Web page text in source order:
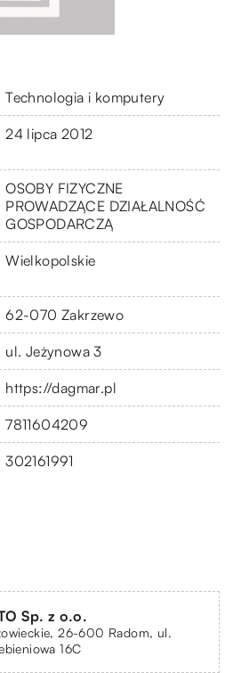
Technologia i komputery
24 lipca 2012
OSOBY FIZYCZNE
PROWADZĄCE DZIAŁALNOŚĆ
GOSPODARCZĄ
Wielkopolskie
62-070 Zakrzewo
ul. Jeżynowa 3
https://dagmar.pl
7811604209
302161991
Sp. z o.o.
26-600 Radom, ul.
16C